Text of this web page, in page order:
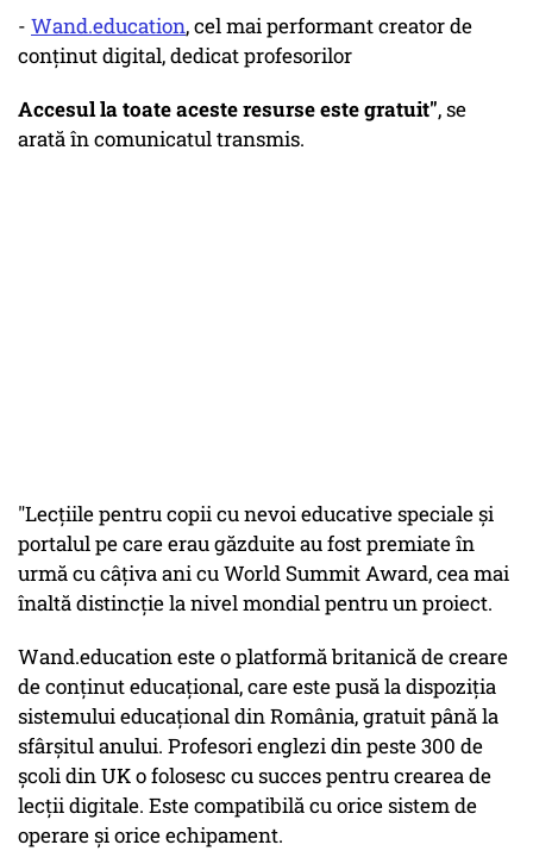
- Wand.education, cel mai performant creator de
conținut digital, dedicat profesorilor
Accesul la toate aceste resurse este gratuit", se
arată în comunicatul transmis.
"Lecțiile pentru copii cu nevoi educative speciale și
portalul pe care erau găzduite au fost premiate în
urmă cu câțiva ani cu World Summit Award, cea mai
înaltă distincție la nivel mondial pentru un proiect.
Wand.education este o platformă britanică de creare
de conținut educațional, care este pusă la dispoziția
sistemului educațional din România, gratuit până la
sfârșitul anului. Profesori englezi din peste 300 de
școli din UK o folosesc cu succes pentru crearea de
lecții digitale. Este compatibilă cu orice sistem de
operare și orice echipament.